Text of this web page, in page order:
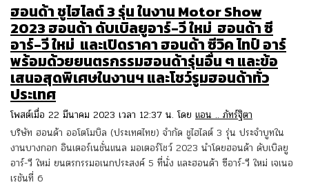
ฮอนด้า ชูไฮไลต์ 3 รุ่น ในงาน Motor Show
2023 ฮอนด้า ดับเบิลยูอาร์-วี ใหม่ ฮอนด้า ซี
อาร์-วี ใหม่ และเปิดราคา ฮอนด้า ซีวิค ไทป์ อาร์
พร้อมด้วยยนตรกรรมฮอนด้ารุ่นอื่น ๆ และข้อ
เสนอสุดพิเศษในงานฯ และโชว์รูมฮอนด้าทั่ว
ประเทศ
โพสต์เมื่อ 22 มีนาคม 2023 เวลา 12:37 น. โดย แอน .. ภัทร์ฐิตา
บริษัท ฮอนด้า ออโตโมบิล (ประเทศไทย) จำกัด ชูไฮไลต์ 3 รุ่น ประจำบูทใน
งานบางกอก อินเตอร์เนชั่นแนล มอเตอร์โชว์ 2023 นำโดยฮอนด้า ดับเบิลยู
อาร์-วี ใหม่ ยนตรกรรมอเนกประสงค์ 5 ที่นั่ง และฮอนด้า ซีอาร์-วี ใหม่ เจเนอ
เรชันที่ 6